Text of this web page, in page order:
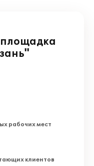
площадка
рабочих мест
клиентов